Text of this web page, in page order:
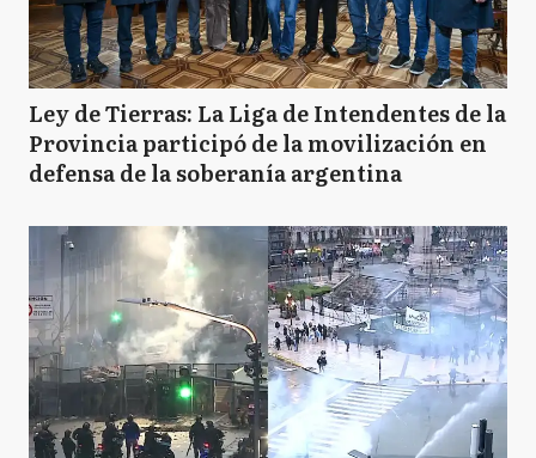
Ley de Tierras: La Liga de Intendentes de la
Provincia participó de la movilización en
defensa de la soberanía argentina